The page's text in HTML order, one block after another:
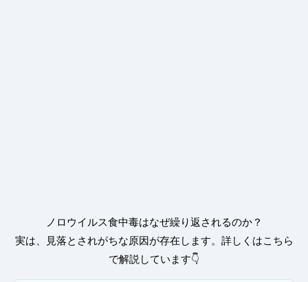
ノロウイルス食中毒はなぜ繰り返されるのか？
実は、見落とされがちな原因が存在します。詳しくはこちら
で解説しています👇